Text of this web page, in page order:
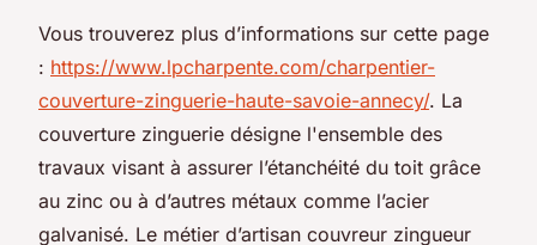
Vous trouverez plus d’informations sur cette page
: https://www.lpcharpente.com/charpentier-
couverture-zinguerie-haute-savoie-annecy/. La
couverture zinguerie désigne l'ensemble des
travaux visant à assurer l’étanchéité du toit grâce
au zinc ou à d’autres métaux comme l’acier
galvanisé. Le métier d’artisan couvreur zingueur